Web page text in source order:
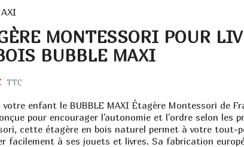
MONTESSORI POUR
BUBBLE MAXI
TTC
votre enfant le BUBBLE MAXI Étagère Montessori de
pour encourager l'autonomie et l'ordre selon les
cette étagère en bois naturel permet à votre tout-
facilement à ses jouets et livres. Sa fabrication